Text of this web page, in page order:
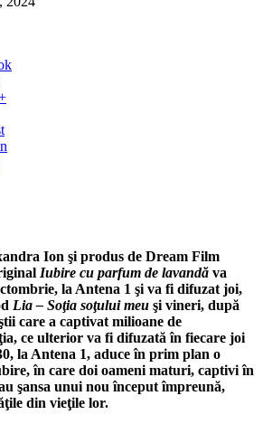
Ion şi produs de Dream Film
Iubire cu parfum de lavandă va
la Antena 1 şi va fi difuzat joi,
Lia – Soţia soţului meu şi vineri, după
care a captivat milioane de
ce ulterior va fi difuzată în fiecare joi
la Antena 1, aduceîn prim plan o
în care doi oameni maturi, captivi în
şansa unui nou început împreună,
din vieţile lor.